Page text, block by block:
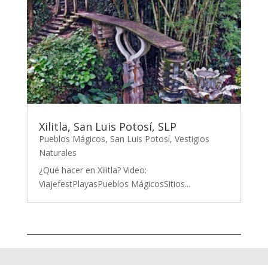
Xilitla, San Luis Potosí, SLP
Pueblos Mágicos, San Luis Potosí, Vestigios
Naturales
¿Qué hacer en Xilitla? Video:
ViajefestPlayasPueblos MágicosSitios...